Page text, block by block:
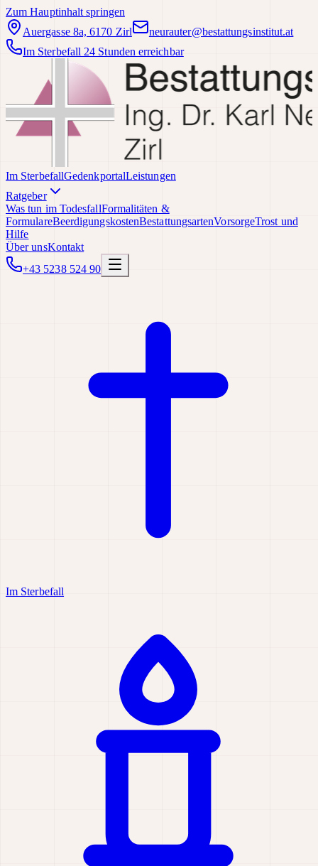
Zum Hauptinhalt springen
Auergasse 8a, 6170 Zirl
neurauter@bestattungsinstitut.at
Im Sterbefall 24 Stunden erreichbar
Im SterbefallGedenkportalLeistungen
Ratgeber
Was tun im TodesfallFormalitäten &
FormulareBeerdigungskostenBestattungsartenVorsorgeTrost und
Hilfe
Über unsKontakt
+43 5238 524 90
Im Sterbefall